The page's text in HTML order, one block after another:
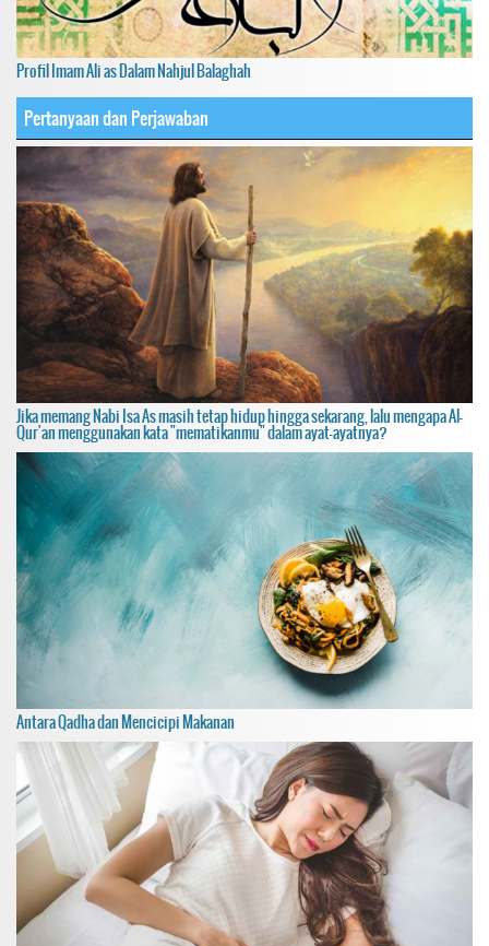
Profil Imam Ali as Dalam Nahjul Balaghah
Pertanyaan dan Perjawaban
Jika memang Nabi Isa As masih tetap hidup hingga sekarang, lalu mengapa Al-
Qur'an menggunakan kata "mematikanmu" dalam ayat-ayatnya?
Antara Qadha dan Mencicipi Makanan